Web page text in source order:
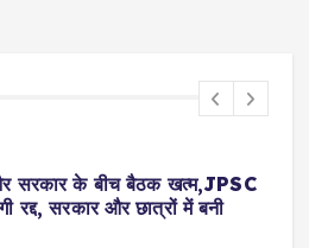
पूर्व मुख्यमंत्री ममता की
पथराव,प्रदर्शनकारियों ने